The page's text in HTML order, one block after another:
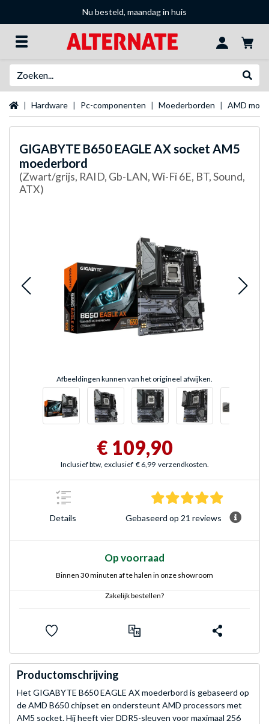
Nu besteld, maandag in huis
Startpagina
Hardware Pc-componenten Moederborden AMD
GIGABYTE B650 EAGLE AX socket AM5
moederbord
(Zwart/grijs, RAID, Gb-LAN, Wi-Fi 6E, BT, Sound,
ATX)
Afbeeldingen kunnen van het origineel afwijken.
€ 109,90
Inclusief btw, exclusief € 6,99 verzendkosten.
Details
4.8 sterren
Gebaseerd op 21 reviews
Op voorraad
Binnen 30 minuten af te halen in onze showroom
Zakelijk bestellen?
Productomschrijving
Het GIGABYTE B650 EAGLE AX moederbord is gebaseerd op
de AMD B650 chipset en ondersteunt AMD processors met
AM5 socket. Hij heeft vier DDR5-sleuven voor maximaal 256